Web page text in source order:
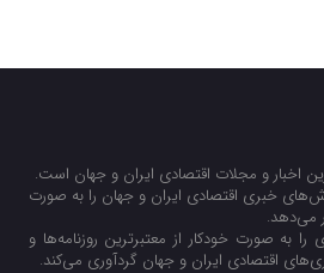
اخبار و مجلات اقتصادی ایران و جهان است.
خبری اقتصادی ایران و جهان را به صورت
می‌‌دهد.
را به صورت خودکار از معتبرترین روزنامه‌ها و
اقتصادی ایران و جهان گردآوری می‌کند.